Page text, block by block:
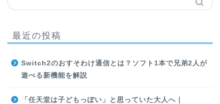
最近の投稿
Switch2のおすそわけ通信とは？ソフト1本で兄弟2人が
遊べる新機能を解説
「任天堂は子どもっぽい」と思っていた大人へ｜